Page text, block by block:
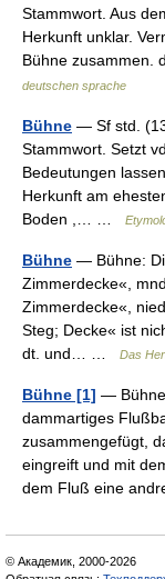
Stammwort. Aus
Herkunft unklar.
Bühne
deutschen sprache
Bühne — Sf std.
Stammwort. Setzt
Bedeutungen
Herkunft am
Boden ,… …
Bühne — Bühne:
Zimmerdecke«,
Zimmerdecke«,
Steg; Decke« ist
dt. und… …
Das
Bühne [1] — Bühne
dammartiges
zusammengefügt,
eingreift und mit
dem Fluß eine
© Академик, 2000-2026